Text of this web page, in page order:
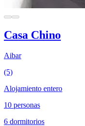
Casa Chino
Aibar
(5)
Alojamiento entero
10 personas
6 dormitorios